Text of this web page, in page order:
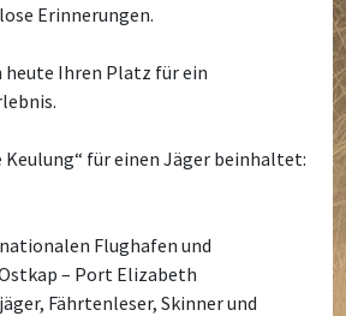
Erinnerungen.
heute Ihren Platz für ein
Keulung“ für einen Jäger beinhaltet:
Flughafen und
– Port Elizabeth
Fährtenleser, Skinner und